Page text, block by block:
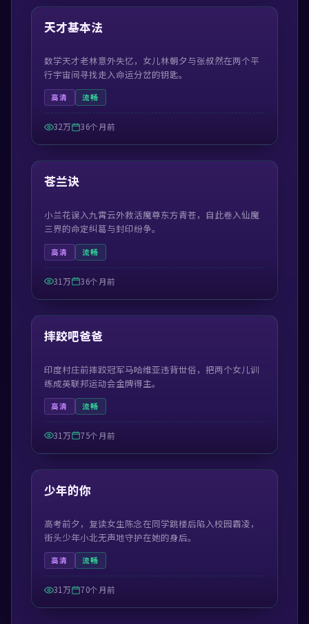
热门
天才基本法
数学天才老林意外失忆，女儿林朝夕与张叔然在两个平
行宇宙间寻找走入命运分岔的钥匙。
高清 流畅
32万 36个月前
热门
54:48
苍兰诀
小兰花误入九霄云外救活魔尊东方青苍，自此卷入仙魔
三界的命定纠葛与封印纷争。
高清 流畅
31万 36个月前
热门
99:56
摔跤吧爸爸
印度村庄前摔跤冠军马哈维亚违背世俗，把两个女儿训
练成英联邦运动会金牌得主。
高清 流畅
31万 75个月前
热门
99:23
少年的你
高考前夕，复读女生陈念在同学跳楼后陷入校园霸凌，
街头少年小北无声地守护在她的身后。
高清 流畅
31万 70个月前